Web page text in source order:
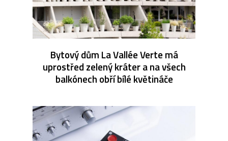
Bytový dům La Vallée Verte má
uprostřed zelený kráter a na všech
balkónech obří bílé květináče